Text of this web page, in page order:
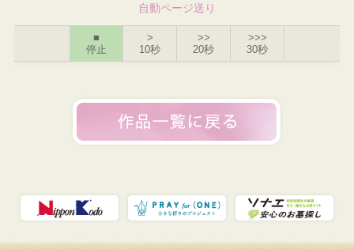
自動ページ送り
■
停止
>
10秒
>>
20秒
>>>
30秒